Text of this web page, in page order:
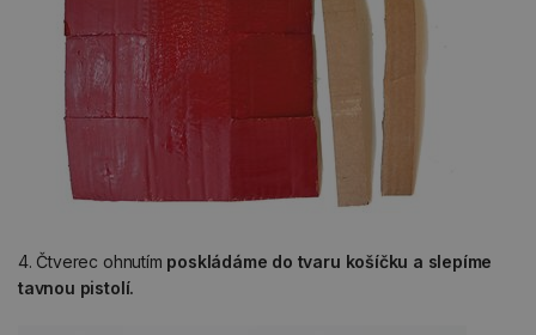
4. Čtverec ohnutím poskládáme do tvaru košíčku a slepíme
tavnou pistolí.